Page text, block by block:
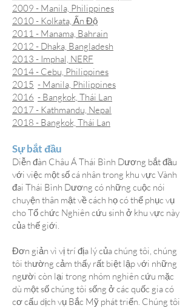
2009 - Manila, Philippines
2010 - Kolkata, Ấn Độ
2011 - Manama, Bahrain
2012 - Dhaka, Bangladesh
2013 - Imphal, NERF
2014 - Cebu, Philippines
2015 - Manila, Philippines
2016 - Bangkok, Thái Lan
2017 - Kathmandu, Nepal
2018 - Bangkok, Thái Lan
Sự bắt đầu
Diễn đàn Châu Á Thái Bình Dương bắt đầu
với việc một số cá nhân trong khu vực Vành
đai Thái Bình Dương có những cuộc nói
chuyện thân mật về cách họ có thể phục vụ
cho Tổ chức Nghiên cứu sinh ở khu vực này
của thế giới.
Đơn giản vì vị trí địa lý của chúng tôi, chúng
tôi thường cảm thấy rất biệt lập với những
người còn lại trong nhóm nghiên cứu mặc
dù một số chúng tôi sống ở các quốc gia có
cơ cấu dịch vụ Bắc Mỹ phát triển. Chúng tôi